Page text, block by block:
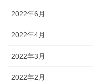
2022年6月
2022年4月
2022年3月
2022年2月